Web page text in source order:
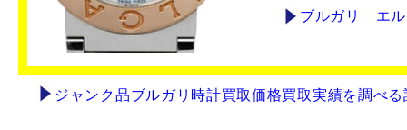
ブルガリ エ
ジャンク品ブルガリ時計買取価格買取実績を調べ